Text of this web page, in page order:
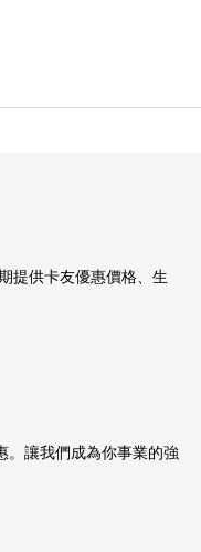
提供卡友優惠價格、生
。讓我們成為你事業的強